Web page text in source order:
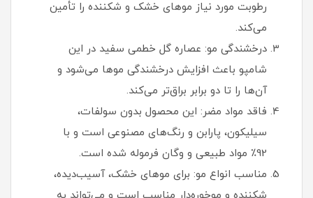
رطوبت مورد نیاز موهای خشک و شکننده را تأمین
می‌کند.
درخشندگی مو: عصاره گل خطمی سفید در این
شامپو باعث افزایش درخشندگی موها می‌شود و
آن‌ها را تا دو برابر براق‌تر می‌کند.
فاقد مواد مضر: این محصول بدون سولفات،
سیلیکون، پارابن و رنگ‌های مصنوعی است و با
92٪ مواد طبیعی و وگان فرموله شده است.
مناسب انواع مو: برای موهای خشک، آسیب‌دیده،